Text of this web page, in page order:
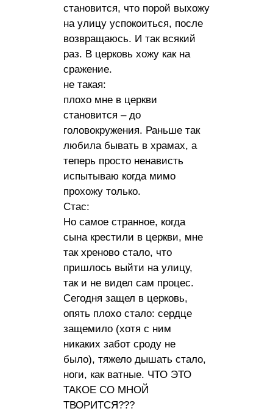
становится, что порой выхожу
на улицу успокоиться, после
возвращаюсь. И так всякий
раз. В церковь хожу как на
сражение.
не такая:
плохо мне в церкви
становится – до
головокружения. Раньше так
любила бывать в храмах, а
теперь просто ненависть
испытываю когда мимо
прохожу только.
Стас:
Но самое странное, когда
сына крестили в церкви, мне
так хреново стало, что
пришлось выйти на улицу,
так и не видел сам процес.
Сегодня защел в церковь,
опять плохо стало: сердце
защемило (хотя с ним
никаких забот сроду не
было), тяжело дышать стало,
ноги, как ватные. ЧТО ЭТО
ТАКОЕ СО МНОЙ
ТВОРИТСЯ???